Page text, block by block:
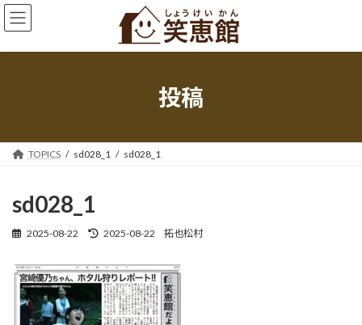
コ
ン
ン
ナ
ビ
ー
投稿
TOPICS sd028_1 sd028_1
sd028_1
2025-08-22
最
更
新
日
時
:
2025-08-22 拓也松村